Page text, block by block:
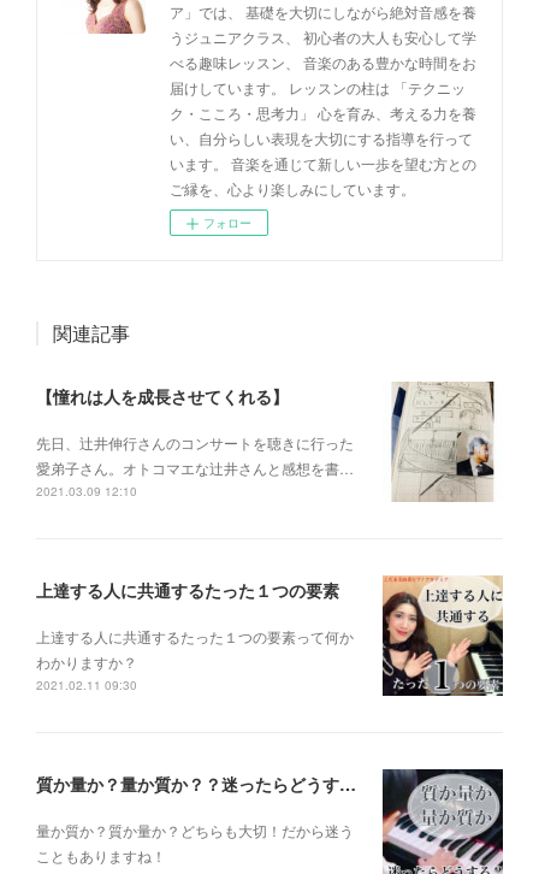
ア」では、 基礎を大切にしながら絶対音感を養
うジュニアクラス、 初心者の大人も安心して学
べる趣味レッスン、 音楽のある豊かな時間をお
届けしています。 レッスンの柱は 「テクニッ
ク・こころ・思考力」 心を育み、考える力を養
い、自分らしい表現を大切にする指導を行って
います。 音楽を通じて新しい一歩を望む方との
ご縁を、心より楽しみにしています。
フォロー
関連記事
【憧れは人を成長させてくれる】
先日、辻井伸行さんのコンサートを 聴きに行った
愛弟子さん。 オトコマエな辻井さんと 感想を書…
2021.03.09 12:10
上達する人に共通するたった１つの要素
上達する人に共通するたった１つの要素って何か
わかりますか？
2021.02.11 09:30
質か量か？量か質か？？迷ったらどうする？？？
量か質か？ 質か量か？ どちらも大切！だから迷う
こともありますね！